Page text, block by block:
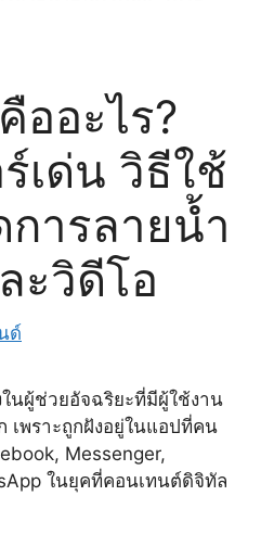
ออะไร?
เด่น วิธีใช้
ารลายน้ำ
ะวิดีโอ
ด์
นผู้ช่วยอัจฉริยะที่มีผู้ใช้งาน
เพราะถูกฝังอยู่ในแอปที่คน
Messenger,
ในยุคที่คอนเทนต์ดิจิทัล